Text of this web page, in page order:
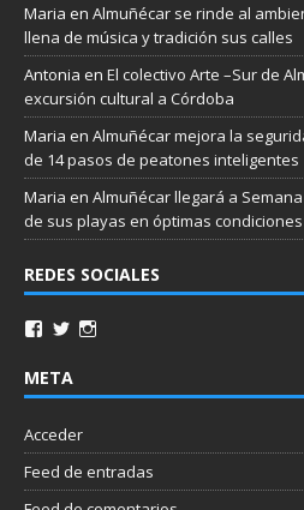
Maria en Almuñécar se rinde al
llena de música y tradición sus calles
Antonia en El colectivo Arte –Sur de
excursión cultural a Córdoba
Maria en Almuñécar mejora la
de 14 pasos de peatones inteligentes
Maria en Almuñécar llegará a
de sus playas en óptimas
REDES SOCIALES
META
Acceder
Feed de entradas